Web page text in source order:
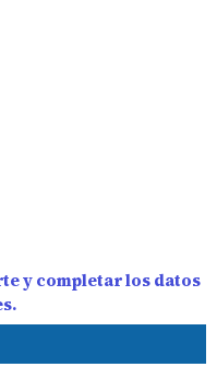
y completar los datos